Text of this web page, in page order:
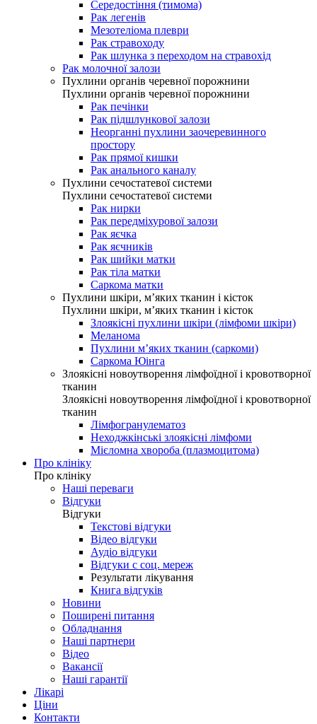
Середостіння (тимома)
Рак легенів
Мезотеліома плеври
Рак стравоходу
Рак шлунка з переходом на стравохід
Рак молочної залози
Пухлини органів черевної порожнини
Пухлини органів черевної порожнини
Рак печінки
Рак підшлункової залози
Неорганні пухлини заочеревинного
простору
Рак прямої кишки
Рак анального каналу
Пухлини сечостатевої системи
Пухлини сечостатевої системи
Рак нирки
Рак передміхурової залози
Рак яєчка
Рак яєчників
Рак шийки матки
Рак тіла матки
Саркома матки
Пухлини шкіри, м’яких тканин і кісток
Пухлини шкіри, м’яких тканин і кісток
Злоякісні пухлини шкіри (лімфоми шкіри)
Меланома
Пухлини м’яких тканин (саркоми)
Саркома Юінга
Злоякісні новоутворення лімфоїдної і кровотворної
тканин
Злоякісні новоутворення лімфоїдної і кровотворної
тканин
Лімфогранулематоз
Неходжкінські злоякісні лімфоми
Мієломна хвороба (плазмоцитома)
Про клініку
Про клініку
Наші переваги
Відгуки
Відгуки
Текстові відгуки
Відео відгуки
Аудіо відгуки
Відгуки с соц. мереж
Результати лікування
Книга відгуків
Новини
Поширені питання
Обладнання
Наші партнери
Відео
Вакансії
Наші гарантії
Лікарі
Ціни
Контакти